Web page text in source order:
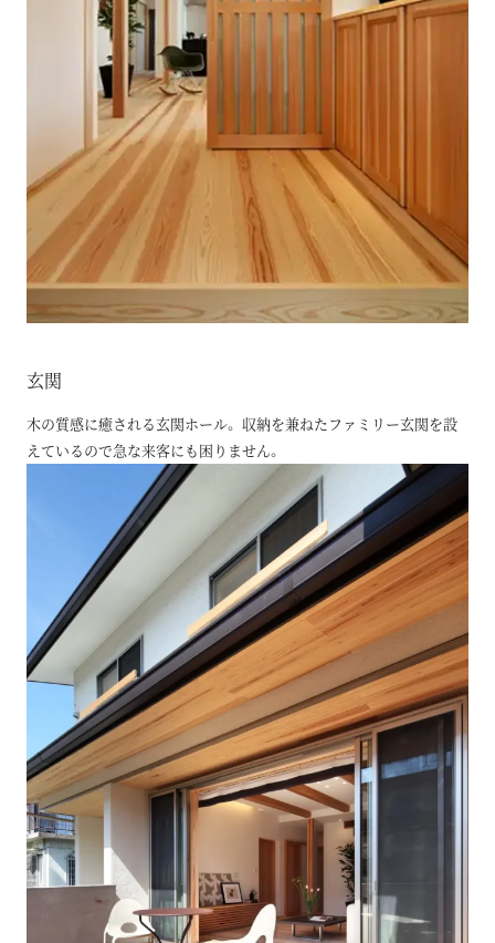
玄関
木の質感に癒される玄関ホール。 収納を兼ねたファミリー玄関を設
えているので急な来客にも困りません。